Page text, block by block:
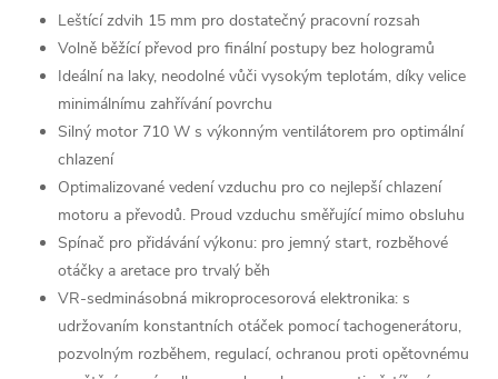
Leštící zdvih 15 mm pro dostatečný pracovní rozsah
Volně běžící převod pro finální postupy bez hologramů
Ideální na laky, neodolné vůči vysokým teplotám, díky velice
minimálnímu zahřívání povrchu
Silný motor 710 W s výkonným ventilátorem pro optimální
chlazení
Optimalizované vedení vzduchu pro co nejlepší chlazení
motoru a převodů. Proud vzduchu směřující mimo obsluhu
Spínač pro přidávání výkonu: pro jemný start, rozběhové
otáčky a aretace pro trvalý běh
VR-sedminásobná mikroprocesorová elektronika: s
udržovaním konstantních otáček pomocí tachogenerátoru,
pozvolným rozběhem, regulací, ochranou proti opětovnému